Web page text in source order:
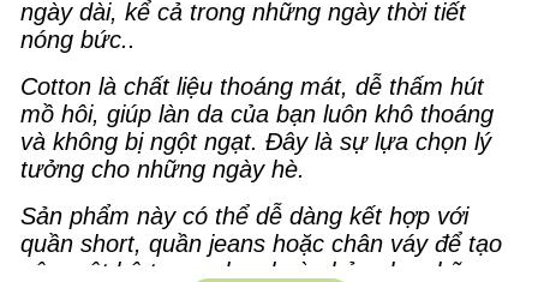
ngày dài, kể cả trong những ngày thời tiết
nóng bức..
Cotton là chất liệu thoáng mát, dễ thấm hút
mồ hôi, giúp làn da của bạn luôn khô thoáng
và không bị ngột ngạt. Đây là sự lựa chọn lý
tưởng cho những ngày hè.
Sản phẩm này có thể dễ dàng kết hợp với
quần short, quần jeans hoặc chân váy để tạo
nên một bộ trang phục hoàn hảo cho những